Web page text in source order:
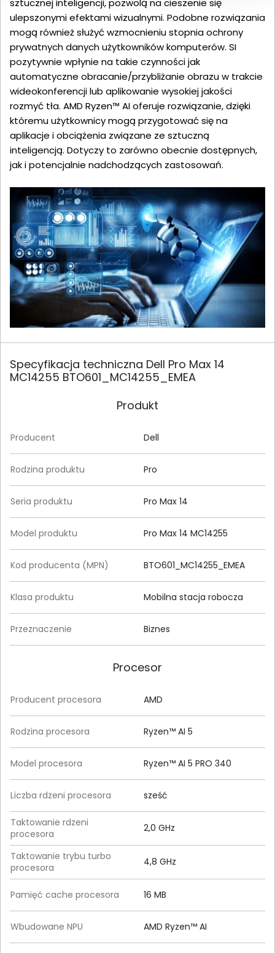
sztucznej inteligencji, pozwolą na cieszenie się
ulepszonymi efektami wizualnymi. Podobne rozwiązania
mogą również służyć wzmocnieniu stopnia ochrony
prywatnych danych użytkowników komputerów. SI
pozytywnie wpłynie na takie czynności jak
automatyczne obracanie/przybliżanie obrazu w trakcie
wideokonferencji lub aplikowanie wysokiej jakości
rozmyć tła. AMD Ryzen™ AI oferuje rozwiązanie, dzięki
któremu użytkownicy mogą przygotować się na
aplikacje i obciążenia związane ze sztuczną
inteligencją. Dotyczy to zarówno obecnie dostępnych,
jak i potencjalnie nadchodzących zastosowań.
Specyfikacja techniczna Dell Pro Max 14
MC14255 BTO601_MC14255_EMEA
Produkt
Producent Dell
Rodzina produktu Pro
Seria produktu Pro Max 14
Model produktu Pro Max 14 MC14255
Kod producenta (MPN) BTO601_MC14255_EMEA
Klasa produktu Mobilna stacja robocza
Przeznaczenie Biznes
Procesor
Producent procesora AMD
Rodzina procesora Ryzen™ AI 5
Model procesora Ryzen™ AI 5 PRO 340
Liczba rdzeni procesora sześć
Taktowanie rdzeni
procesora
2,0 GHz
Taktowanie trybu turbo
procesora
4,8 GHz
Pamięć cache procesora 16 MB
Wbudowane NPU AMD Ryzen™ AI